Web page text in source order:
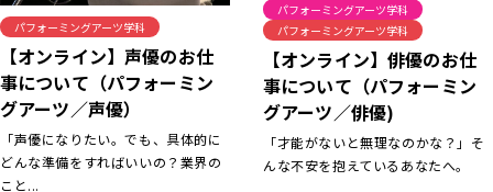
パフォーミングアーツ学科
【オンライン】声優のお仕
事について（パフォーミン
グアーツ／声優）
「声優になりたい。でも、具体的に
どんな準備をすればいいの？業界の
こと...
パフォーミングアーツ学科
パフォーミングアーツ学科
【オンライン】俳優のお仕
事について（パフォーミン
グアーツ／俳優)
「才能がないと無理なのかな？」そ
んな不安を抱えているあなたへ。